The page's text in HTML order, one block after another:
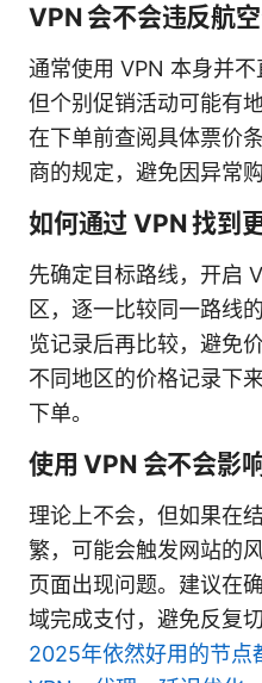
VPN 会不会违反航空
通常使用 VPN 本身并不
但个别促销活动可能有
在下单前查阅具体票价
商的规定，避免因异常
如何通过 VPN 找到
先确定目标路线，开启
区，逐一比较同一路线
览记录后再比较，避免
不同地区的价格记录下
下单。
使用 VPN 会不会影
理论上不会，但如果在
繁，可能会触发网站的
页面出现问题。建议在
域完成支付，避免反复
2025年依然好用的节点